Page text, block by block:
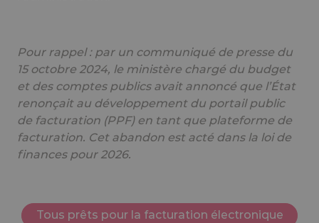
Pour rappel : par un communiqué de presse du
15 octobre 2024, le ministère chargé du budget
et des comptes publics avait annoncé que l’État
renonçait au développement du portail public
de facturation (PPF) en tant que plateforme de
facturation. Cet abandon est acté dans la loi de
finances pour 2026.
Tous prêts pour la facturation électronique